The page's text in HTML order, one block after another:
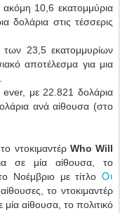
10,6 εκατομμύρια
δολάρια στις τέσσερις
των 23,5 εκατομμυρίων
αποτέλεσμα για μια
ever, με 22.821 δολάρια
ανά αίθουσα (στο
ντοκιμαντέρ Who Will
σε μία αίθουσα, το
Νοέμβριο με τίτλοΟι
το ντοκιμαντέρ
αίθουσα, το πολιτικό